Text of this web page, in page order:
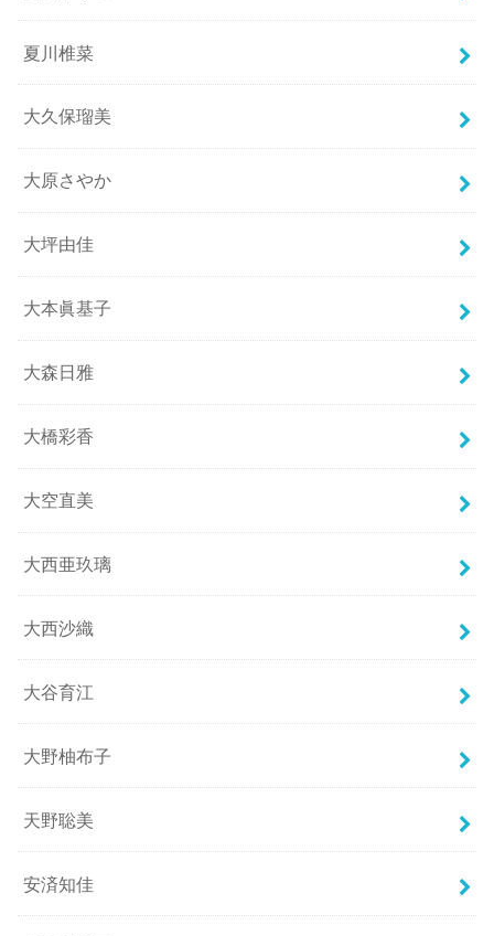
夏川椎菜
大久保瑠美
大原さやか
大坪由佳
大本眞基子
大森日雅
大橋彩香
大空直美
大西亜玖璃
大西沙織
大谷育江
大野柚布子
天野聡美
安済知佳